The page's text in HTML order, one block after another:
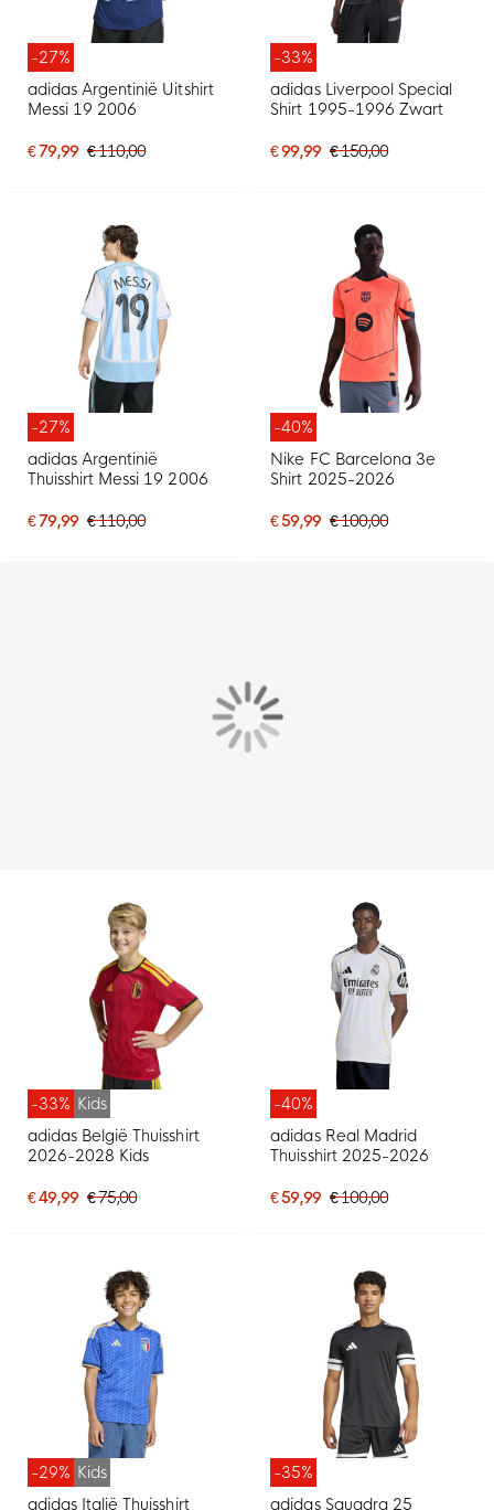
-27%
adidas Argentinië Uitshirt
Messi 19 2006
€ 79,99 € 110,00
-33%
adidas Liverpool Special
Shirt 1995-1996 Zwart
€ 99,99 € 150,00
-27%
adidas Argentinië
Thuisshirt Messi 19 2006
€ 79,99 € 110,00
-40%
Nike FC Barcelona 3e
Shirt 2025-2026
€ 59,99 € 100,00
-33% Kids
adidas België Thuisshirt
2026-2028 Kids
€ 49,99 € 75,00
-40%
adidas Real Madrid
Thuisshirt 2025-2026
€ 59,99 € 100,00
-29% Kids
adidas Italië Thuisshirt
-35%
adidas Squadra 25